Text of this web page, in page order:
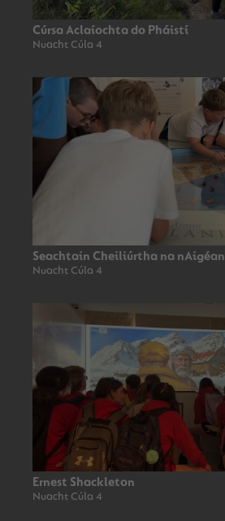
Cúrsa Aclaíochta do Pháistí
Nuacht Cúla 4
Seachtain Cheiliúrtha na nAigéan
Nuacht Cúla 4
Ernest Shackleton
Nuacht Cúla 4